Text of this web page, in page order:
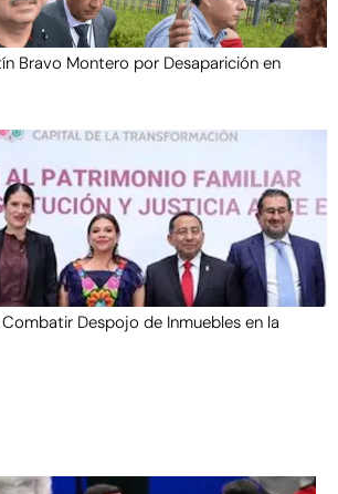
Bravo Montero por Desaparición en
Despojo de Inmuebles en la